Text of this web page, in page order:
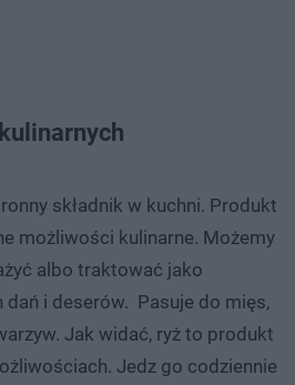
składnik w kuchni. Produkt
możliwości kulinarne. Możemy
albo traktować jako
dań i deserów. Pasuje do mięs,
Jak widać, ryż to produkt
Jedz go codziennie